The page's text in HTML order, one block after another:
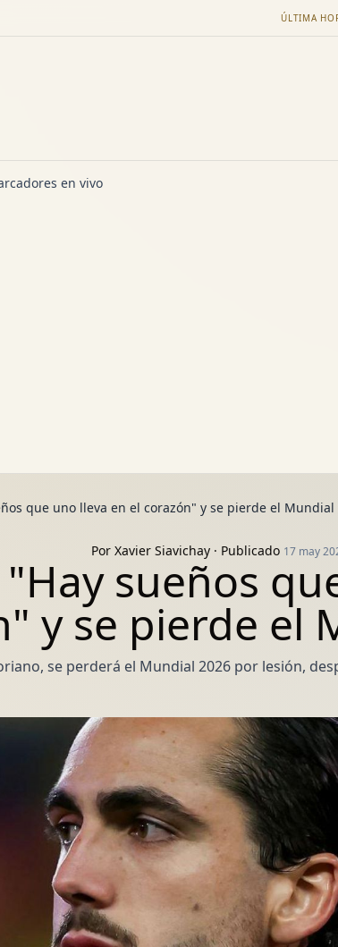
ÚLTIMA
en vivo
que uno lleva en el corazón" y se pierde el Mundial
Por Xavier Siavichay· Publicado 17 may
sueños
y se pierde el
se perderá el Mundial 2026 por lesión,